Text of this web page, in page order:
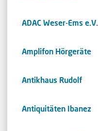
ADAC Weser-Ems e.V.
Amplifon Hörgeräte
Antikhaus Rudolf
Antiquitäten Ibanez